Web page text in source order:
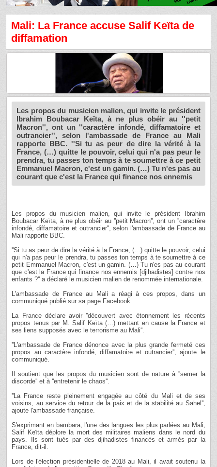
Mali: La France accuse Salif Keïta de
diffamation
Les propos du musicien malien, qui invite le président
Ibrahim Boubacar Keïta, à ne plus obéir au ''petit
Macron'', ont un ''caractère infondé, diffamatoire et
outrancier'', selon l'ambassade de France au Mali
rapporte BBC. ''Si tu as peur de dire la vérité à la
France, (…) quitte le pouvoir, celui qui n'a pas peur le
prendra, tu passes ton temps à te soumettre à ce petit
Emmanuel Macron, c'est un gamin. (…) Tu n'es pas au
courant que c'est la France qui finance nos ennemis
Les propos du musicien malien, qui invite le président Ibrahim
Boubacar Keïta, à ne plus obéir au ''petit Macron'', ont un ''caractère
infondé, diffamatoire et outrancier'', selon l'ambassade de France au
Mali rapporte BBC.
''Si tu as peur de dire la vérité à la France, (…) quitte le pouvoir, celui
qui n'a pas peur le prendra, tu passes ton temps à te soumettre à ce
petit Emmanuel Macron, c'est un gamin. (…) Tu n'es pas au courant
que c'est la France qui finance nos ennemis [djihadistes] contre nos
enfants ?'' a déclaré le musicien malien de renommée internationale.
L'ambassade de France au Mali a réagi à ces propos, dans un
communiqué publié sur sa page Facebook.
La France déclare avoir ''découvert avec étonnement les récents
propos tenus par M. Salif Keïta (…) mettant en cause la France et
ses liens supposés avec le terrorisme au Mali''.
''L'ambassade de France dénonce avec la plus grande fermeté ces
propos au caractère infondé, diffamatoire et outrancier'', ajoute le
communiqué.
Il soutient que les propos du musicien sont de nature à ''semer la
discorde'' et à ''entretenir le chaos''.
''La France reste pleinement engagée au côté du Mali et de ses
voisins, au service du retour de la paix et de la stabilité au Sahel'',
ajoute l'ambassade française.
S'exprimant en bambara, l'une des langues les plus parlées au Mali,
Salif Keïta déplore la mort des militaires maliens dans le nord du
pays. Ils sont tués par des djihadistes financés et armés par la
France, dit-il.
Lors de l'élection présidentielle de 2018 au Mali, il avait soutenu la